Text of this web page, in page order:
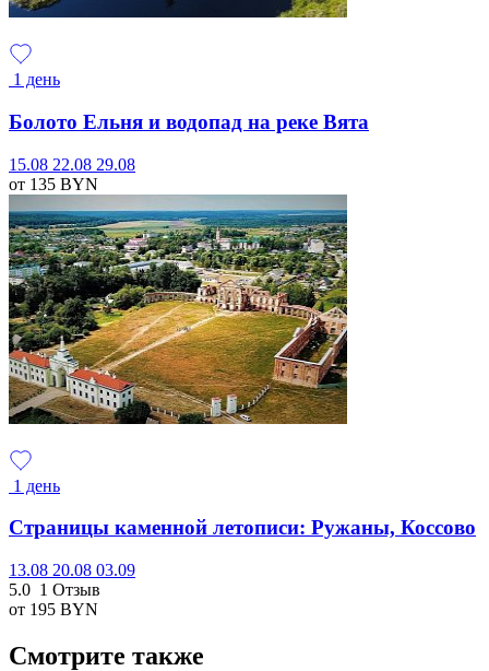
1 день
Болото Ельня и водопад на реке Вята
15.08 22.08 29.08
от 135 BYN
1 день
Страницы каменной летописи: Ружаны, Коссово
13.08 20.08 03.09
5.0 1 Отзыв
от 195 BYN
Смотрите также